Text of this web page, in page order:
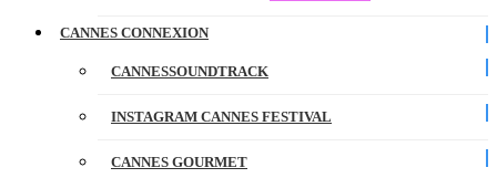
CANNES CONNEXION
CANNESSOUNDTRACK
INSTAGRAM CANNES FESTIVAL
CANNES GOURMET